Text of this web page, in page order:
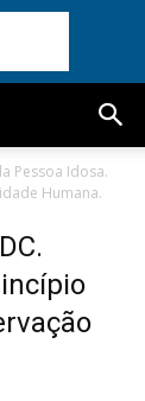
Pessoa Idosa.
Humana.